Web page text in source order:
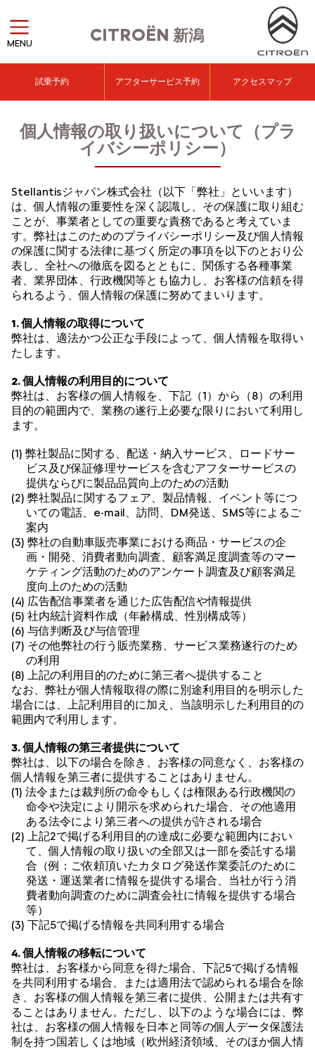
CITROËN 新潟
MENU
試乗予約 アフターサービス予約 アクセスマップ
個人情報の取り扱いについて（プラ
イバシーポリシー）
Stellantisジャパン株式会社（以下「弊社」といいます）
は、個人情報の重要性を深く認識し、その保護に取り組む
ことが、事業者としての重要な責務であると考えていま
す。弊社はこのためのプライバシーポリシー及び個人情報
の保護に関する法律に基づく所定の事項を以下のとおり公
表し、全社への徹底を図るとともに、関係する各種事業
者、業界団体、行政機関等とも協力し、お客様の信頼を得
られるよう、個人情報の保護に努めてまいります。
1. 個人情報の取得について
弊社は、適法かつ公正な手段によって、個人情報を取得い
たします。
2. 個人情報の利用目的について
弊社は、お客様の個人情報を、下記（1）から（8）の利用
目的の範囲内で、業務の遂行上必要な限りにおいて利用し
ます。
(1) 弊社製品に関する、配送・納入サービス、ロードサー
ビス及び保証修理サービスを含むアフターサービスの
提供ならびに製品品質向上のための活動
(2) 弊社製品に関するフェア、製品情報、イベント等につ
いての電話、e-mail、訪問、DM発送、SMS等によるご
案内
(3) 弊社の自動車販売事業における商品・サービスの企
画・開発、消費者動向調査、顧客満足度調査等のマー
ケティング活動のためのアンケート調査及び顧客満足
度向上のための活動
(4) 広告配信事業者を通じた広告配信や情報提供
(5) 社内統計資料作成（年齢構成、性別構成等）
(6) 与信判断及び与信管理
(7) その他弊社の行う販売業務、サービス業務遂行のため
の利用
(8) 上記の利用目的のために第三者へ提供すること
なお、弊社が個人情報取得の際に別途利用目的を明示した
場合には、上記利用目的に加え、当該明示した利用目的の
範囲内で利用します。
3. 個人情報の第三者提供について
弊社は、以下の場合を除き、お客様の同意なく、お客様の
個人情報を第三者に提供することはありません。
(1) 法令または裁判所の命令もしくは権限ある行政機関の
命令や決定により開示を求められた場合、その他適用
ある法令により第三者への提供が許される場合
(2) 上記2で掲げる利用目的の達成に必要な範囲内におい
て、個人情報の取り扱いの全部又は一部を委託する場
合（例：ご依頼頂いたカタログ発送作業委託のために
発送・運送業者に情報を提供する場合、当社が行う消
費者動向調査のために調査会社に情報を提供する場合
等）
(3) 下記5で掲げる情報を共同利用する場合
4. 個人情報の移転について
弊社は、お客様から同意を得た場合、下記5で掲げる情報
を共同利用する場合、または適用法で認められる場合を除
き、お客様の個人情報を第三者に提供、公開または共有す
ることはありません。ただし、以下のような場合には、弊
社は、お客様の個人情報を日本と同等の個人データ保護法
制を持つ国若しくは地域（欧州経済領域、そのほか個人情